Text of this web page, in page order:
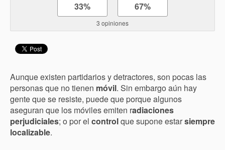
33% 67%
3 opiniones
Aunque existen partidarios y detractores, son pocas las
personas que no tienen móvil. Sin embargo aún hay
gente que se resiste, puede que porque algunos
aseguran que los móviles emiten radiaciones
perjudiciales; o por el controlque supone estarsiempre
localizable.